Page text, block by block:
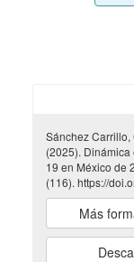
Sánchez Carrillo,
(2025).
19 en México de
(116). https://
Más